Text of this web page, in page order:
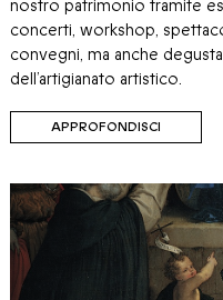
nostro patrimonio tramite
concerti, workshop,
convegni, ma anche
dell’artigianato artistico.
APPROFONDISCI